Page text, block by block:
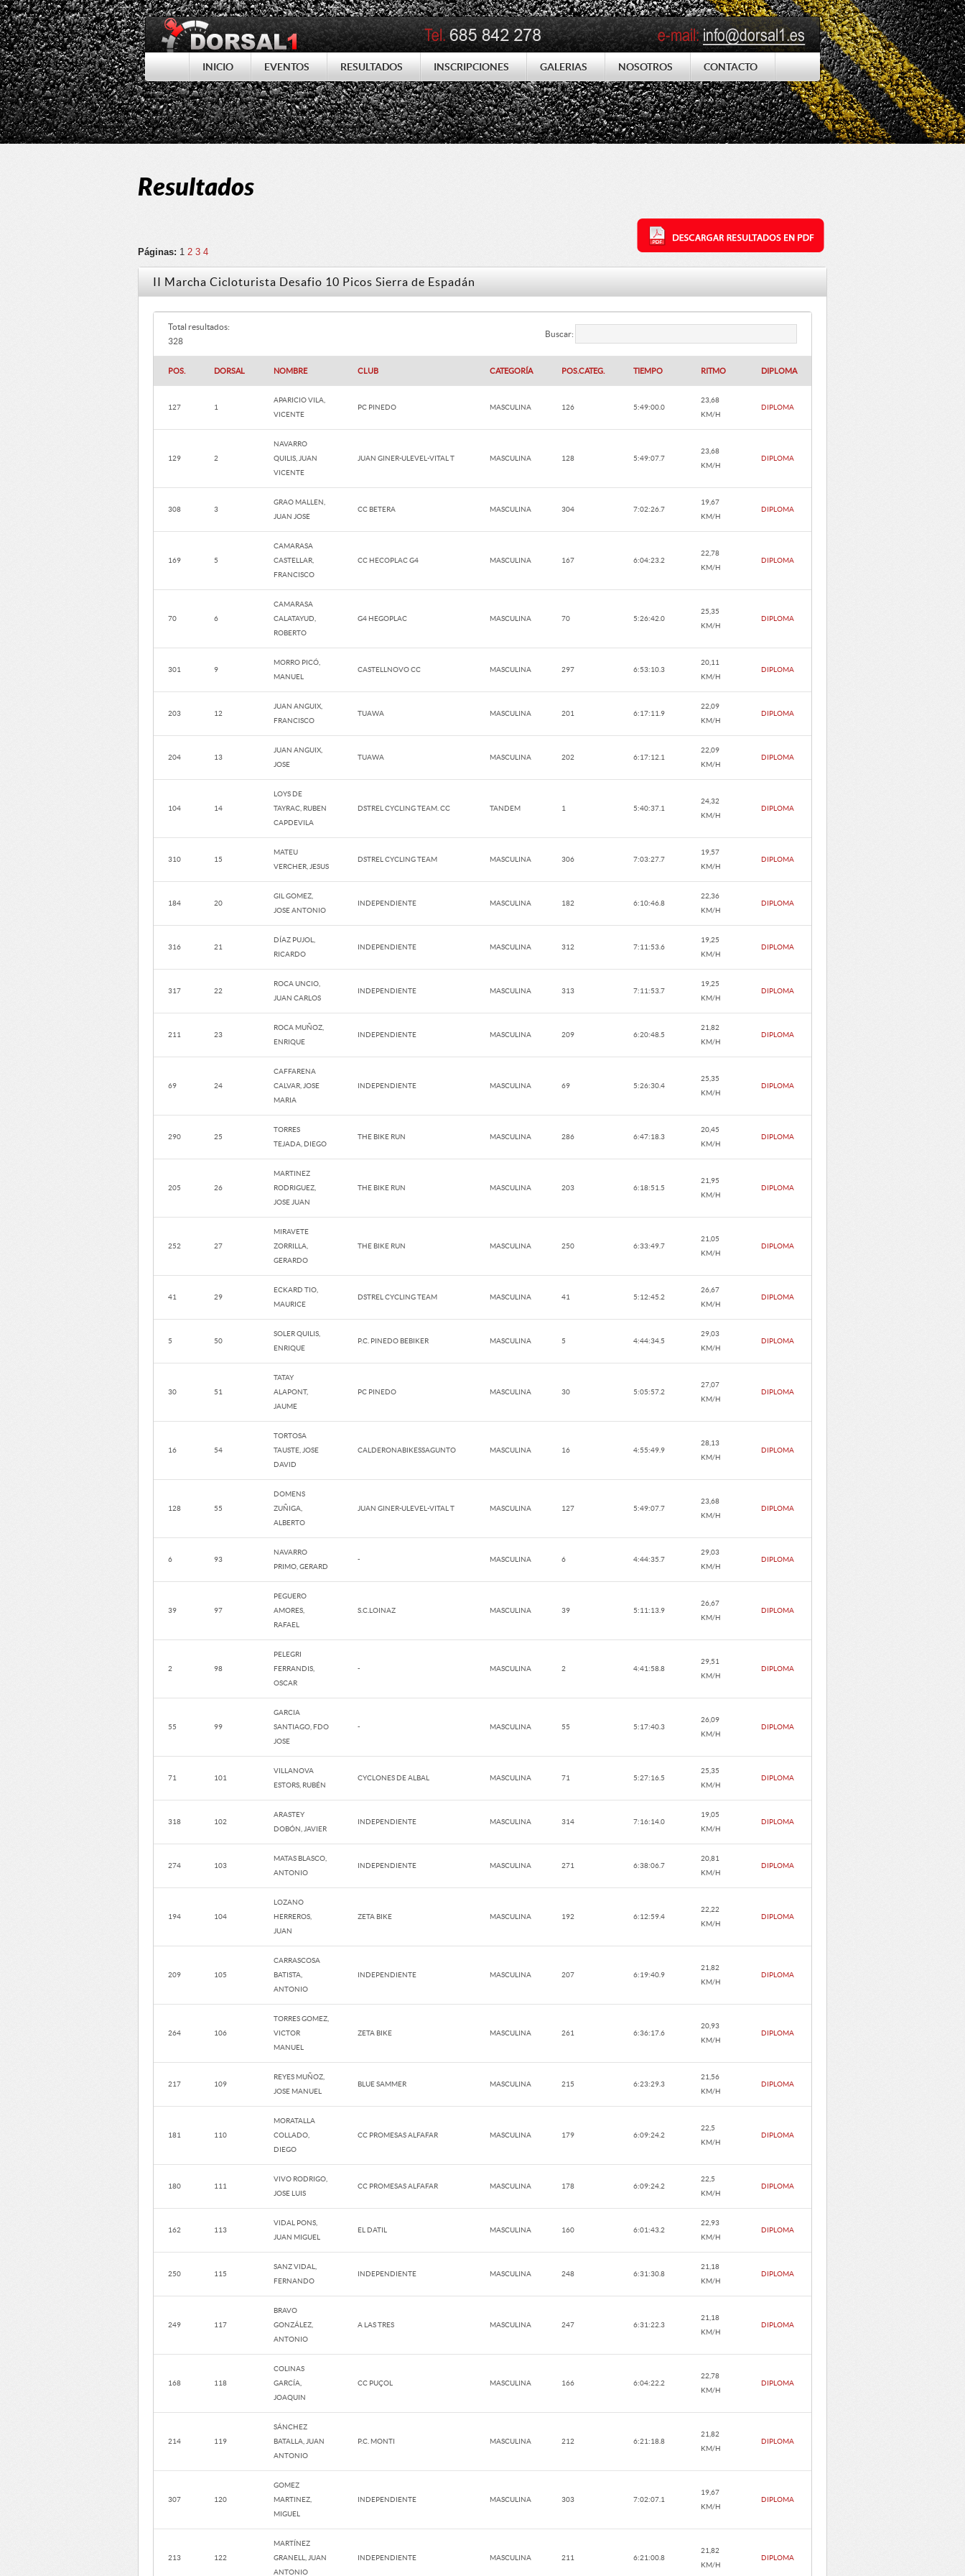
INICIO EVENTOS RESULTADOS INSCRIPCIONES GALERIAS NOSOTROS CONTACTO
Resultados
Páginas: 1 2 3 4
II Marcha Cicloturista Desafio 10 Picos Sierra de Espadán
Total resultados:
328
Buscar:
POS. DORSAL NOMBRE CLUB CATEGORÍA POS.CATEG. TIEMPO RITMO DIPLOMA
127 1
APARICIO VILA,
VICENTE
PC PINEDO MASCULINA 126 5:49:00.0
23,68
KM/H
DIPLOMA
129 2
NAVARRO
QUILIS, JUAN
VICENTE
JUAN GINER-ULEVEL-VITAL T MASCULINA 128 5:49:07.7
23,68
KM/H
DIPLOMA
308 3
GRAO MALLEN,
JUAN JOSE
CC BETERA MASCULINA 304 7:02:26.7
19,67
KM/H
DIPLOMA
169 5
CAMARASA
CASTELLAR,
FRANCISCO
CC HECOPLAC G4 MASCULINA 167 6:04:23.2
22,78
KM/H
DIPLOMA
70 6
CAMARASA
CALATAYUD,
ROBERTO
G4 HEGOPLAC MASCULINA 70 5:26:42.0
25,35
KM/H
DIPLOMA
301 9
MORRO PICÓ,
MANUEL
CASTELLNOVO CC MASCULINA 297 6:53:10.3
20,11
KM/H
DIPLOMA
203 12
JUAN ANGUIX,
FRANCISCO
TUAWA MASCULINA 201 6:17:11.9
22,09
KM/H
DIPLOMA
204 13
JUAN ANGUIX,
JOSE
TUAWA MASCULINA 202 6:17:12.1
22,09
KM/H
DIPLOMA
104 14
LOYS DE
TAYRAC, RUBEN
CAPDEVILA
DSTREL CYCLING TEAM. CC TANDEM 1 5:40:37.1
24,32
KM/H
DIPLOMA
310 15
MATEU
VERCHER, JESUS
DSTREL CYCLING TEAM MASCULINA 306 7:03:27.7
19,57
KM/H
DIPLOMA
184 20
GIL GOMEZ,
JOSE ANTONIO
INDEPENDIENTE MASCULINA 182 6:10:46.8
22,36
KM/H
DIPLOMA
316 21
DÍAZ PUJOL,
RICARDO
INDEPENDIENTE MASCULINA 312 7:11:53.6
19,25
KM/H
DIPLOMA
317 22
ROCA UNCIO,
JUAN CARLOS
INDEPENDIENTE MASCULINA 313 7:11:53.7
19,25
KM/H
DIPLOMA
211 23
ROCA MUÑOZ,
ENRIQUE
INDEPENDIENTE MASCULINA 209 6:20:48.5
21,82
KM/H
DIPLOMA
69 24
CAFFARENA
CALVAR, JOSE
MARIA
INDEPENDIENTE MASCULINA 69 5:26:30.4
25,35
KM/H
DIPLOMA
290 25
TORRES
TEJADA, DIEGO
THE BIKE RUN MASCULINA 286 6:47:18.3
20,45
KM/H
DIPLOMA
205 26
MARTINEZ
RODRIGUEZ,
JOSE JUAN
THE BIKE RUN MASCULINA 203 6:18:51.5
21,95
KM/H
DIPLOMA
252 27
MIRAVETE
ZORRILLA,
GERARDO
THE BIKE RUN MASCULINA 250 6:33:49.7
21,05
KM/H
DIPLOMA
41 29
ECKARD TIO,
MAURICE
DSTREL CYCLING TEAM MASCULINA 41 5:12:45.2
26,67
KM/H
DIPLOMA
5 50
SOLER QUILIS,
ENRIQUE
P.C. PINEDO BEBIKER MASCULINA 5 4:44:34.5
29,03
KM/H
DIPLOMA
30 51
TATAY
ALAPONT,
JAUME
PC PINEDO MASCULINA 30 5:05:57.2
27,07
KM/H
DIPLOMA
16 54
TORTOSA
TAUSTE, JOSE
DAVID
CALDERONABIKESSAGUNTO MASCULINA 16 4:55:49.9
28,13
KM/H
DIPLOMA
128 55
DOMENS
ZUÑIGA,
ALBERTO
JUAN GINER-ULEVEL-VITAL T MASCULINA 127 5:49:07.7
23,68
KM/H
DIPLOMA
6 93
NAVARRO
PRIMO, GERARD
- MASCULINA 6 4:44:35.7
29,03
KM/H
DIPLOMA
39 97
PEGUERO
AMORES,
RAFAEL
S.C.LOINAZ MASCULINA 39 5:11:13.9
26,67
KM/H
DIPLOMA
2 98
PELEGRI
FERRANDIS,
OSCAR
- MASCULINA 2 4:41:58.8
29,51
KM/H
DIPLOMA
55 99
GARCIA
SANTIAGO, FDO
JOSE
- MASCULINA 55 5:17:40.3
26,09
KM/H
DIPLOMA
71 101
VILLANOVA
ESTORS, RUBÉN
CYCLONES DE ALBAL MASCULINA 71 5:27:16.5
25,35
KM/H
DIPLOMA
318 102
ARASTEY
DOBÓN, JAVIER
INDEPENDIENTE MASCULINA 314 7:16:14.0
19,05
KM/H
DIPLOMA
274 103
MATAS BLASCO,
ANTONIO
INDEPENDIENTE MASCULINA 271 6:38:06.7
20,81
KM/H
DIPLOMA
194 104
LOZANO
HERREROS,
JUAN
ZETA BIKE MASCULINA 192 6:12:59.4
22,22
KM/H
DIPLOMA
209 105
CARRASCOSA
BATISTA,
ANTONIO
INDEPENDIENTE MASCULINA 207 6:19:40.9
21,82
KM/H
DIPLOMA
264 106
TORRES GOMEZ,
VICTOR
MANUEL
ZETA BIKE MASCULINA 261 6:36:17.6
20,93
KM/H
DIPLOMA
217 109
REYES MUÑOZ,
JOSE MANUEL
BLUE SAMMER MASCULINA 215 6:23:29.3
21,56
KM/H
DIPLOMA
181 110
MORATALLA
COLLADO,
DIEGO
CC PROMESAS ALFAFAR MASCULINA 179 6:09:24.2
22,5
KM/H
DIPLOMA
180 111
VIVO RODRIGO,
JOSE LUIS
CC PROMESAS ALFAFAR MASCULINA 178 6:09:24.2
22,5
KM/H
DIPLOMA
162 113
VIDAL PONS,
JUAN MIGUEL
EL DATIL MASCULINA 160 6:01:43.2
22,93
KM/H
DIPLOMA
250 115
SANZ VIDAL,
FERNANDO
INDEPENDIENTE MASCULINA 248 6:31:30.8
21,18
KM/H
DIPLOMA
249 117
BRAVO
GONZÁLEZ,
ANTONIO
A LAS TRES MASCULINA 247 6:31:22.3
21,18
KM/H
DIPLOMA
168 118
COLINAS
GARCÍA,
JOAQUIN
CC PUÇOL MASCULINA 166 6:04:22.2
22,78
KM/H
DIPLOMA
214 119
SÁNCHEZ
BATALLA, JUAN
ANTONIO
P.C. MONTI MASCULINA 212 6:21:18.8
21,82
KM/H
DIPLOMA
307 120
GOMEZ
MARTINEZ,
MIGUEL
INDEPENDIENTE MASCULINA 303 7:02:07.1
19,67
KM/H
DIPLOMA
213 122
MARTÍNEZ
GRANELL, JUAN
ANTONIO
INDEPENDIENTE MASCULINA 211 6:21:00.8
21,82
KM/H
DIPLOMA